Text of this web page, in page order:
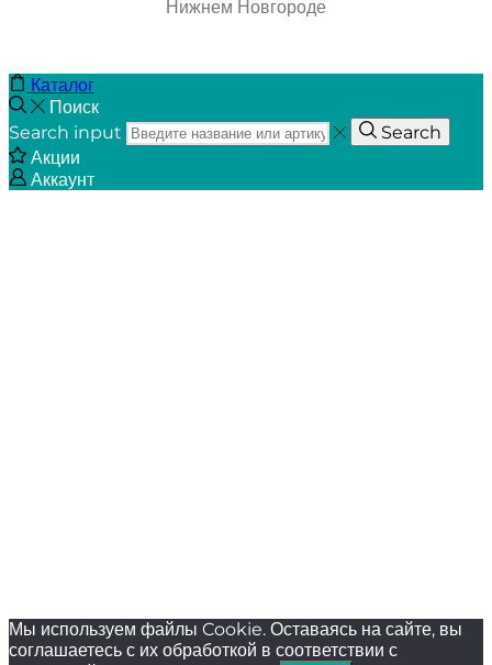
Нижнем Новгороде
Каталог
Поиск
Search input
Search
Акции
Аккаунт
Мы используем файлы Cookie. Оставаясь на сайте, вы
соглашаетесь с их обработкой в соответствии с